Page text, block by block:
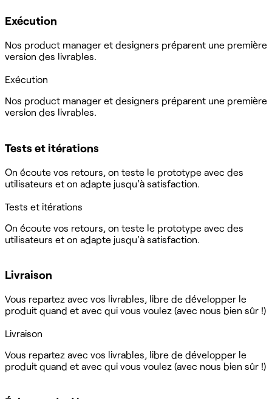
Exécution
Nos product manager et designers préparent une première
version des livrables.
Exécution
Nos product manager et designers préparent une première
version des livrables.
Tests et itérations
On écoute vos retours, on teste le prototype avec des
utilisateurs et on adapte jusqu'à satisfaction.
Tests et itérations
On écoute vos retours, on teste le prototype avec des
utilisateurs et on adapte jusqu'à satisfaction.
Livraison
Vous repartez avec vos livrables, libre de développer le
produit quand et avec qui vous voulez (avec nous bien sûr !)
Livraison
Vous repartez avec vos livrables, libre de développer le
produit quand et avec qui vous voulez (avec nous bien sûr !)